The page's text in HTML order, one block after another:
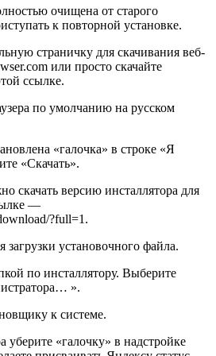
очищена от старого
к повторной установке.
страничку для скачивания веб-
или просто скачайте
ссылке.
по умолчанию на русском
«галочка» в строке «Я
«Скачать».
скачать версию инсталлятора для
—
?full=1.
загрузки установочного файла.
по инсталлятору. Выберите
».
к системе.
уберите «галочку» в надстройке